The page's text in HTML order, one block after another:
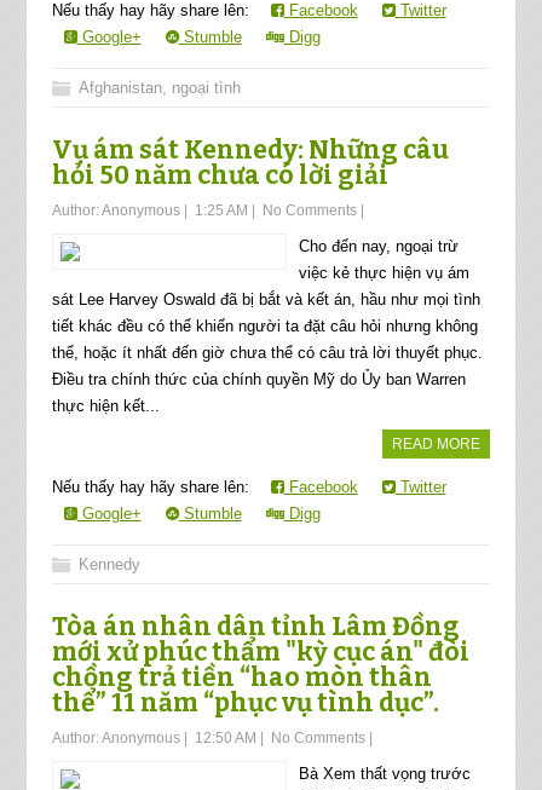
Nếu thấy hay hãy share lên: Facebook
Twitter
Google+
Stumble Digg
Afghanistan, ngoại tình
Vụ ám sát Kennedy: Những câu
hỏi 50 năm chưa có lời giải
Author:Anonymous| 1:25 AM No Comments|
Cho đến nay, ngoại trừ
việc kẻ thực hiện vụ ám
sát Lee Harvey Oswald đã bị bắt và kết án, hầu như mọi tình
tiết khác đều có thể khiến người ta đặt câu hỏi nhưng không
thể, hoặc ít nhất đến giờ chưa thể có câu trả lời thuyết phục.
Điều tra chính thức của chính quyền Mỹ do Ủy ban Warren
thực hiện kết...
READ MORE
Nếu thấy hay hãy share lên: Facebook
Twitter
Google+
Stumble Digg
Kennedy
Tòa án nhân dân tỉnh Lâm Đồng
mới xử phúc thẩm "kỳ cục án" đòi
chồng trả tiền “hao mòn thân
thể” 11 năm “phục vụ tình dục”.
Author:Anonymous| 12:50 AM No Comments|
Bà Xem thất vọng trước